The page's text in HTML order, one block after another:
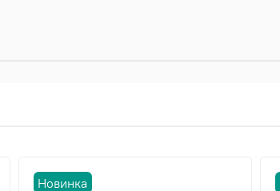
Новинка